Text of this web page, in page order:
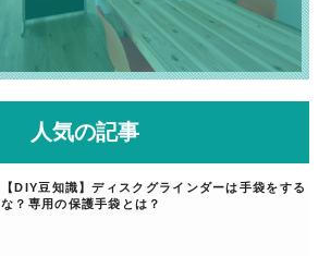
人気の記事
【DIY豆知識】ディスクグラインダーは手袋をする
な？専用の保護手袋とは？